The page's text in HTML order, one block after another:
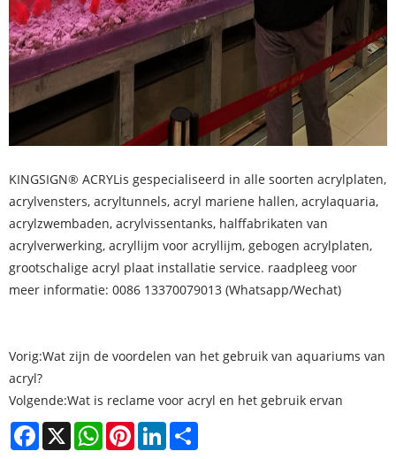
KINGSIGN® ACRYL is gespecialiseerd in alle soorten acrylplaten,
acrylvensters, acryltunnels, acryl mariene hallen, acrylaquaria,
acrylzwembaden, acrylvissentanks, halffabrikaten van
acrylverwerking, acryllijm voor acryllijm, gebogen acrylplaten,
grootschalige acryl plaat installatie service. raadpleeg voor
meer informatie: 0086 13370079013 (Whatsapp/Wechat)
Vorig:Wat zijn de voordelen van het gebruik van aquariums van
acryl?
Volgende:Wat is reclame voor acryl en het gebruik ervan
Facebook
X WhatsAppPinterestLinkedIn